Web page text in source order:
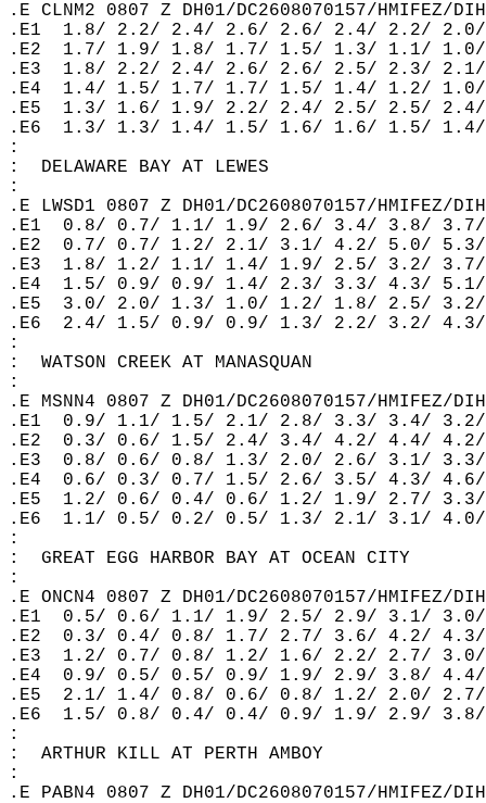
.E CLNM2 0807 Z DH01/DC2608070157/HMIFEZ/
.E1  1.8/ 2.2/ 2.4/ 2.6/ 2.6/ 2.4/ 2.2/
.E2  1.7/ 1.9/ 1.8/ 1.7/ 1.5/ 1.3/ 1.1/
.E3  1.8/ 2.2/ 2.4/ 2.6/ 2.6/ 2.5/ 2.3/
.E4  1.4/ 1.5/ 1.7/ 1.7/ 1.5/ 1.4/ 1.2/
.E5  1.3/ 1.6/ 1.9/ 2.2/ 2.4/ 2.5/ 2.5/
.E6  1.3/ 1.3/ 1.4/ 1.5/ 1.6/ 1.6/ 1.5/
:
:  DELAWARE BAY AT LEWES
:
.E LWSD1 0807 Z DH01/DC2608070157/HMIFEZ/
.E1  0.8/ 0.7/ 1.1/ 1.9/ 2.6/ 3.4/ 3.8/
.E2  0.7/ 0.7/ 1.2/ 2.1/ 3.1/ 4.2/ 5.0/
.E3  1.8/ 1.2/ 1.1/ 1.4/ 1.9/ 2.5/ 3.2/
.E4  1.5/ 0.9/ 0.9/ 1.4/ 2.3/ 3.3/ 4.3/
.E5  3.0/ 2.0/ 1.3/ 1.0/ 1.2/ 1.8/ 2.5/
.E6  2.4/ 1.5/ 0.9/ 0.9/ 1.3/ 2.2/ 3.2/
:
:  WATSON CREEK AT MANASQUAN
:
.E MSNN4 0807 Z DH01/DC2608070157/HMIFEZ/
.E1  0.9/ 1.1/ 1.5/ 2.1/ 2.8/ 3.3/ 3.4/
.E2  0.3/ 0.6/ 1.5/ 2.4/ 3.4/ 4.2/ 4.4/
.E3  0.8/ 0.6/ 0.8/ 1.3/ 2.0/ 2.6/ 3.1/
.E4  0.6/ 0.3/ 0.7/ 1.5/ 2.6/ 3.5/ 4.3/
.E5  1.2/ 0.6/ 0.4/ 0.6/ 1.2/ 1.9/ 2.7/
.E6  1.1/ 0.5/ 0.2/ 0.5/ 1.3/ 2.1/ 3.1/
:
:  GREAT EGG HARBOR BAY AT OCEAN CITY
:
.E ONCN4 0807 Z DH01/DC2608070157/HMIFEZ/
.E1  0.5/ 0.6/ 1.1/ 1.9/ 2.5/ 2.9/ 3.1/
.E2  0.3/ 0.4/ 0.8/ 1.7/ 2.7/ 3.6/ 4.2/
.E3  1.2/ 0.7/ 0.8/ 1.2/ 1.6/ 2.2/ 2.7/
.E4  0.9/ 0.5/ 0.5/ 0.9/ 1.9/ 2.9/ 3.8/
.E5  2.1/ 1.4/ 0.8/ 0.6/ 0.8/ 1.2/ 2.0/
.E6  1.5/ 0.8/ 0.4/ 0.4/ 0.9/ 1.9/ 2.9/
:
:  ARTHUR KILL AT PERTH AMBOY
:
.E PABN4 0807 Z DH01/DC2608070157/HMIFEZ/